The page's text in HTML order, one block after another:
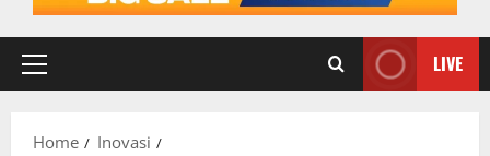
Primary
LIVE
Home
Inovasi